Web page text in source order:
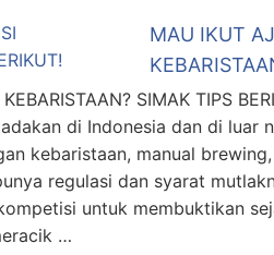
MAU IKUT
KEBARISTAAN? SIMAK TIPS
di Indonesia dan di luar
kebaristaan, manual
regulasi dan syarat
untuk membuktikan
…